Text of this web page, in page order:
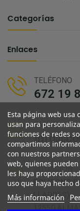
Categorías
Enlaces
TELÉFONO
672 19
EMAIL
SITUACIÓN
POLIGONO
LLADRES)
12550
Esta página web usa
usan para
funciones de redes
compartimos
con nuestros
web, quienes
les haya
uso que haya hecho
Más información